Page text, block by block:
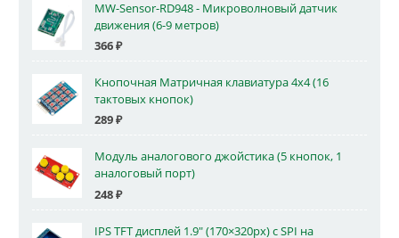
MW-Sensor-RD948 - Микроволновый датчик
движения (6-9 метров)
366₽
Кнопочная Матричная клавиатура 4x4 (16
тактовых кнопок)
289₽
Модуль аналогового джойстика (5 кнопок, 1
аналоговый порт)
248₽
IPS TFT дисплей 1.9" (170×320px) с SPI на